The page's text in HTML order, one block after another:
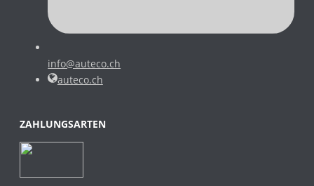
info@auteco.ch
auteco.ch
ZAHLUNGSARTEN